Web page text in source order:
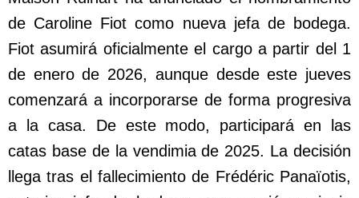
de Caroline Fiot como nueva jefa de bodega.
Fiot asumirá oficialmente el cargo a partir del 1
de enero de 2026, aunque desde este jueves
comenzará a incorporarse de forma progresiva
a la casa. De este modo, participará en las
catas base de la vendimia de 2025. La decisión
llega tras el fallecimiento de Frédéric Panaïotis,